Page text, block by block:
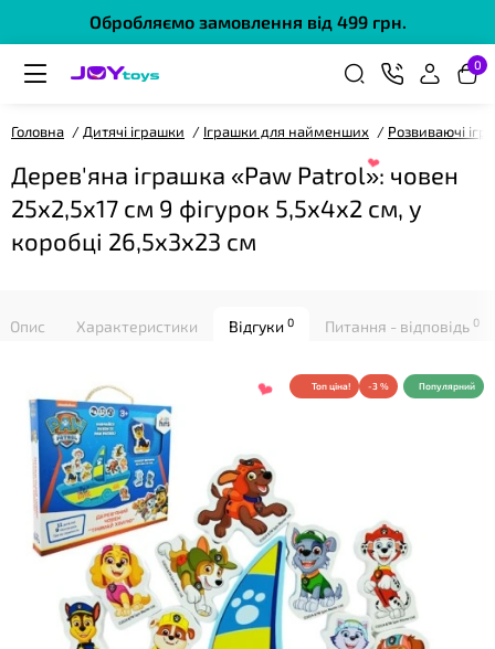
Обробляємо замовлення від 499 грн.
0
Головна Дитячі іграшки Іграшки для найменших Розвиваючі
Дерев'яна іграшка «Paw Patrol»: човен
25х2,5х17 см 9 фігурок 5,5х4х2 см, у
коробці 26,5х3х23 см
Опис Характеристики Відгуки 0 Питання - відповідь 0
Топ ціна! -3 % Популярний
❤